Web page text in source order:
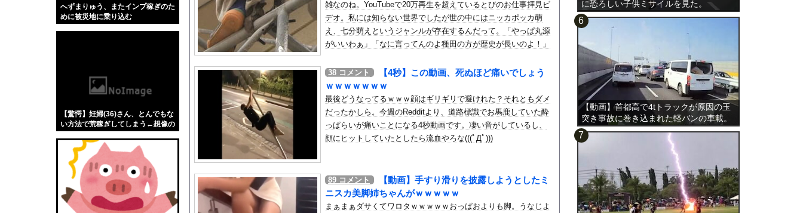
へずまりゅう、またインプ稼ぎのた
めに被災地に乗り込む
【驚愕】妊婦(36)さん、とんでもな
い方法で荒稼ぎしてしまう←想像の
最新の日本人が減り、外国人が増えた街市ランキングをご覧下さい→5位川口市、4位京都市...
【動画】中国製自動車のプラスチック部品強度がこちらｗｗｗｗｗｗｗｗｗ
テレビ大好き高齢者の｢テレビ離れ｣が始まった…他
国産初、遠隔監視型の自動運転トラクター…クボタが来春に発売！
【速報】佐藤二朗さん、突然ツイートｗｗｗｗｗｗｗ
白戸ゆめのアナ セクシーニットのノースリーブ巨乳！！【GIF動画あり】
【日向坂46】今回はお手頃価格？日向坂46とBEAMSのコラボが決定！！
海外「日本人はなんて気高いんだ！」 英高級紙も驚愕した極限の中の日本人の姿に世界が衝...
【動画】手術中に熊本地震が直撃した映像、凄まじい…
１秒で考えたドラクエのモンスター
低迷しても上位に戻ってこられるマクラーレンと戻ってこられないウィリアムズは何が違うの
美人工学研究者さん、ぽっちゃりボディが限界突破してしまう
コメ高値掴みの損切り加速ｗｗｗｗｗｗｗｗｗ
雑なのね。YouTubeで20万再生を超えているとびのお仕事拝見ビ
デオ。私には知らない世界でしたが世の中にはニッカポッカ萌
え、七分萌えというジャンルが存在するんだって。「やっぱ丸源
がいいわぁ」「なに言ってんのよ種田の方が歴史が長いのよ！」
38 コメント
【4秒】この動画、死ぬほど痛いでしょう
ｗｗｗｗｗｗｗ
最後どうなってるｗｗｗ顔はギリギリで避けれた？それともダメ
だったかしら。今週のRedditより、道路標識でお馬鹿していた酔
っぱらいが痛いことになる4秒動画です。凄い音がしているし、
顔にヒットしていたとしたら流血やろな(((ﾟДﾟ)))
89 コメント
【動画】手すり滑りを披露しようとしたミ
ニスカ美脚姉ちゃんがｗｗｗｗｗ
まぁまぁダサくてワロタｗｗｗｗｗおっぱおよりも脚。うなじよ
に恐ろしい子供ミサイルを見た。
【動画】首都高で4tトラックが原因の玉
突き事故に巻き込まれた軽バンの車載。